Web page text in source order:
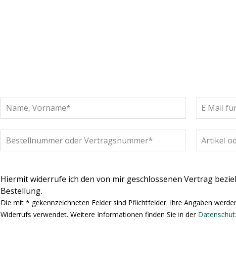
Bitte
lasse
leer.
Hiermit widerrufe ich den von mir geschlossenen Vertrag
Bestellung.
Die mit * gekennzeichneten Felder sind Pflichtfelder. Ihre Angaben
Widerrufs verwendet. Weitere Informationen finden Sie in der